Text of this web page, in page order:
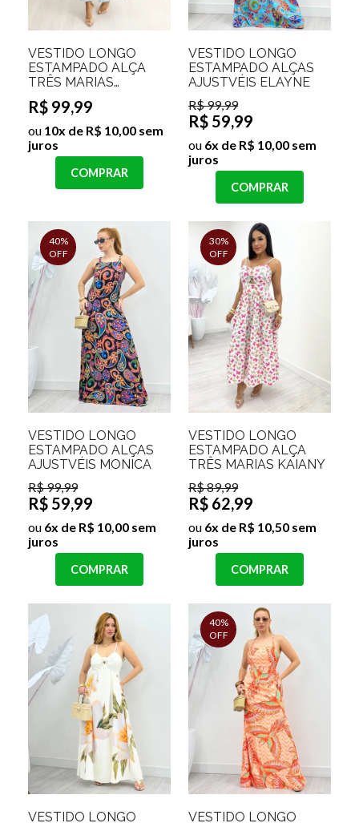
VESTIDO LONGO
ESTAMPADO ALÇA
TRÊS MARIAS
VIRGINIA
R$ 99,99
ou 10x de R$ 10,00 sem
juros
COMPRAR
VESTIDO LONGO
ESTAMPADO ALÇAS
AJUSTVÉIS ELAYNE
R$ 99,99
R$ 59,99
ou 6x de R$ 10,00 sem
juros
COMPRAR
40%
OFF
VESTIDO LONGO
ESTAMPADO ALÇAS
AJUSTVÉIS MONICA
R$ 99,99
R$ 59,99
ou 6x de R$ 10,00 sem
juros
COMPRAR
30%
OFF
VESTIDO LONGO
ESTAMPADO ALÇA
TRÊS MARIAS KAIANY
R$ 89,99
R$ 62,99
ou 6x de R$ 10,50 sem
juros
COMPRAR
VESTIDO LONGO
40%
OFF
VESTIDO LONGO